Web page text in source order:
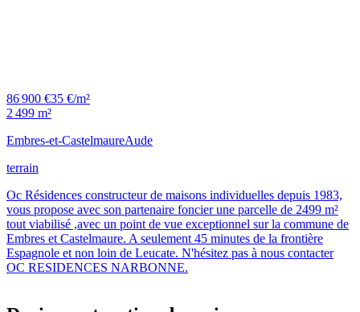
86 900 €35 €/m²
2 499 m²
Embres-et-CastelmaureAude
terrain
Oc Résidences constructeur de maisons individuelles depuis 1983,
vous propose avec son partenaire foncier une parcelle de 2499 m²
tout viabilisé ,avec un point de vue exceptionnel sur la commune de
Embres et Castelmaure. A seulement 45 minutes de la frontière
Espagnole et non loin de Leucate. N'hésitez pas à nous contacter
OC RESIDENCES NARBONNE.